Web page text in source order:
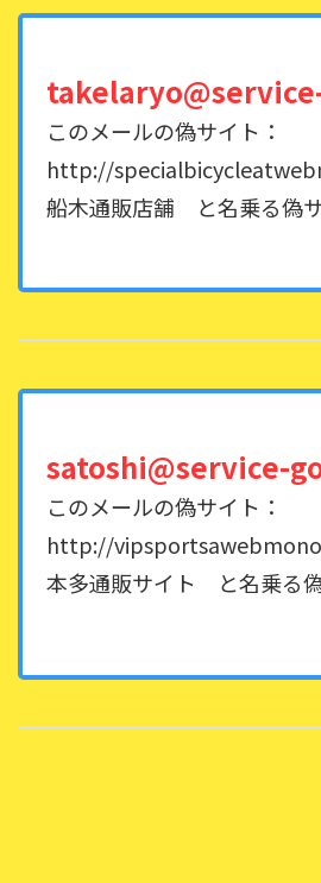
このメールの偽サイト：
http://
船木通販店舗 と名乗る偽
satoshi@service-
このメールの偽サイト：
http://
本多通販サイト と名乗る